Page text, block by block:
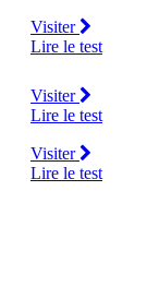
Visiter
Lire le test
Visiter
Lire le test
Visiter
Lire le test